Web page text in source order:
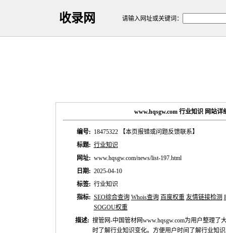
收录网 请输入网址或关键词：
www.hqsgw.com 行业知识 网站详
编号: 18475322
【本页报错或问题反馈联系】
标题: 行业知识
网址: www.hqsgw.com/news/list-197.html
日期: 2025-04-10
标签: 行业知识
指标: SEO综合查询 Whois查询 百度权重 友情链接检测
SOGOU权重
描述: 搜管网-中国管材网www.hqsgw.com为用户整理了
时了解行业知识变化。方便用户时间了解行业知